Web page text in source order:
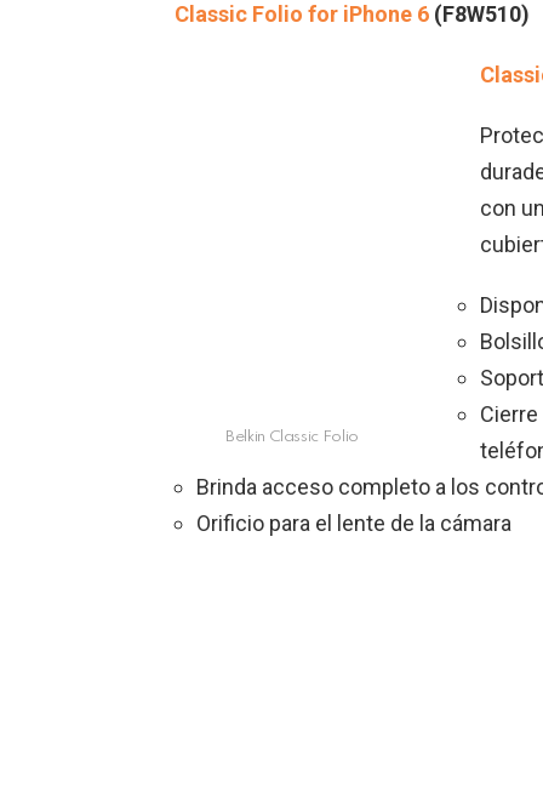
Classic Folio for iPhone 6 (F8W510)
Belkin Classic Folio
con
Brinda acceso completo a los
Orificio para el lente de la cámara